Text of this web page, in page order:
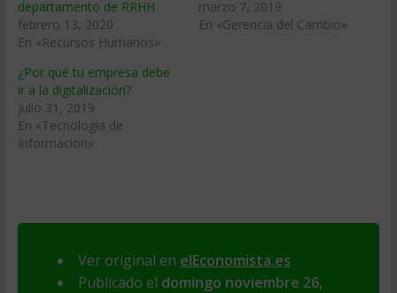
departamento de RRHH
febrero 13, 2020
En «Recursos Humanos»
marzo 7, 2019
En «Gerencia del Cambio»
¿Por qué tu empresa debe
ir a la digitalización?
julio 31, 2019
En «Tecnologia de
Informacion»
Ver original en elEconomista.es
Publicado el domingo noviembre 26,